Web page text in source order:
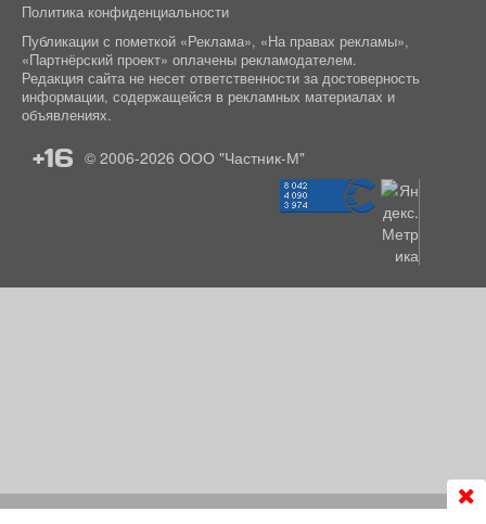
Политика конфиденциальности
Публикации с пометкой «Реклама», «На правах рекламы»,
«Партнёрский проект» оплачены рекламодателем.
Редакция сайта не несет ответственности за достоверность
информации, содержащейся в рекламных материалах и
объявлениях.
+16 © 2006-2026 ООО "Частник-М"